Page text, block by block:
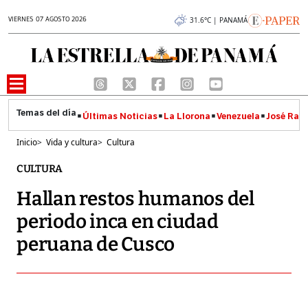
VIERNES 07 AGOSTO 2026 31.6°C | PANAMÁ
Últimas Noticias La Llorona Venezuela José
Inicio> Vida y cultura> Cultura
CULTURA
Hallan restos humanos del
periodo inca en ciudad
peruana de Cusco